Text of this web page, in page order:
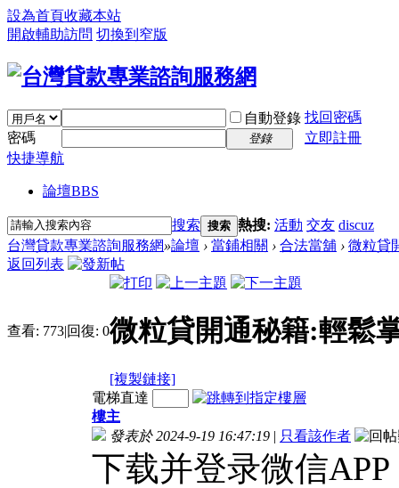
設為首頁收藏本站
開啟輔助訪問 切換到窄版
自動登錄 找回密碼
密碼
登錄
立即註冊
快捷導航
論壇BBS
搜索 搜索 熱搜: 活動 交友 discuz
台灣貸款專業諮詢服務網»論壇 › 當鋪相關 › 合法當舖 › 微粒貸
返回列表
查看: 773|回復: 0微粒貸開通秘籍:輕鬆
[複製鏈接]
電梯直達
樓主
發表於 2024-9-19 16:47:19 | 只看該作者
下载并登录微信